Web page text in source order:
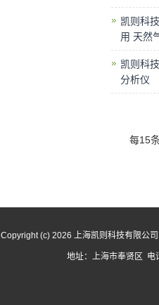
凯则科
用 天然
凯则科
分析仪
每15
Copyright (c) 2026 上海凯则科技有限公
地址：上海市奉贤区